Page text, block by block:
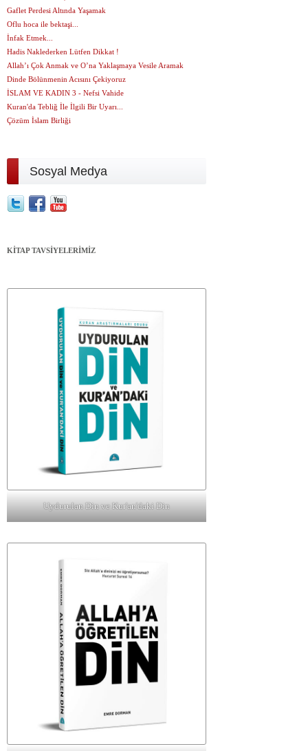
Gaflet Perdesi Altında Yaşamak
Oflu hoca ile bektaşi...
İnfak Etmek...
Hadis Naklederken Lütfen Dikkat !
Allah’ı Çok Anmak ve O’na Yaklaşmaya Vesile Aramak
Dinde Bölünmenin Acısını Çekiyoruz
İSLAM VE KADIN 3 - Nefsi Vahide
Kuran'da Tebliğ İle İlgili Bir Uyarı...
Çözüm İslam Birliği
Sosyal Medya
KİTAP TAVSİYELERİMİZ
Uydurulan Din ve Kur'an'daki Din